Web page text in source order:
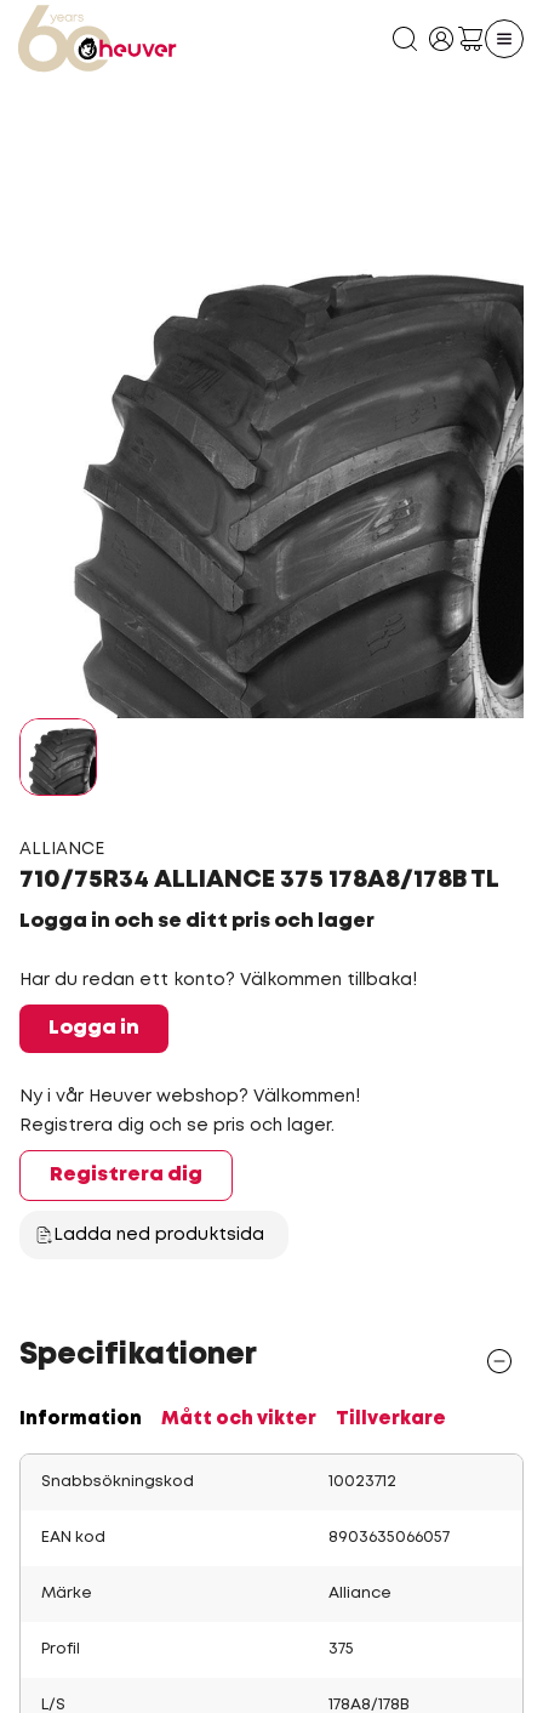
ALLIANCE
710/75R34 ALLIANCE 375 178A8/178B TL
Logga in och se ditt pris och lager
Har du redan ett konto? Välkommen tillbaka!
Logga in
Ny i vår Heuver webshop? Välkommen!
Registrera dig och se pris och lager.
Registrera dig
Ladda ned produktsida
Specifikationer
Information Mått och vikter Tillverkare
Snabbsökningskod 10023712
EAN kod 8903635066057
Märke Alliance
Profil 375
L/S 178A8/178B